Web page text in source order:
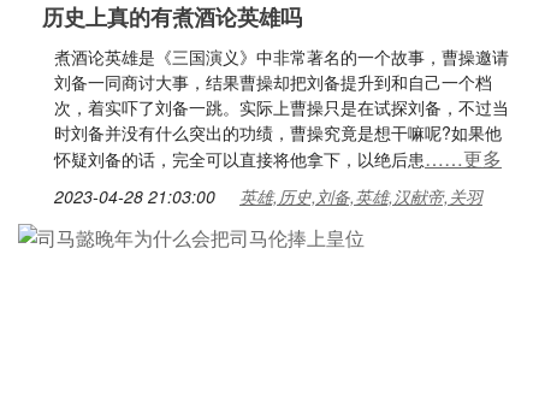
历史上真的有煮酒论英雄吗
煮酒论英雄是《三国演义》中非常著名的一个故事，曹操邀请
刘备一同商讨大事，结果曹操却把刘备提升到和自己一个档
次，着实吓了刘备一跳。实际上曹操只是在试探刘备，不过当
时刘备并没有什么突出的功绩，曹操究竟是想干嘛呢?如果他
怀疑刘备的话，完全可以直接将他拿下，以绝后患……更多
2023-04-28 21:03:00 英雄,历史,刘备,英雄,汉献帝,关羽